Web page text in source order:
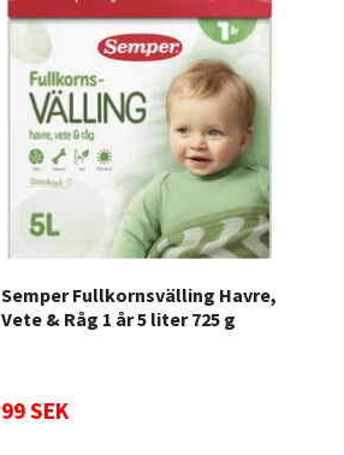
Semper Fullkornsvälling Havre,
Vete & Råg 1 år 5 liter 725 g
99 SEK